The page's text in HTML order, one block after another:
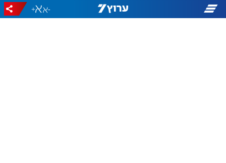
-
+